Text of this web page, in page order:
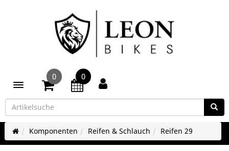
Toggle navigation
0 0
Komponenten Reifen & Schlauch Reifen 29